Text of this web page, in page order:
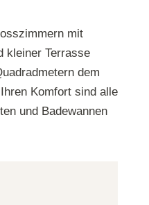
mit
kleiner Terrasse
dem
Komfort sind alle
und Badewannen